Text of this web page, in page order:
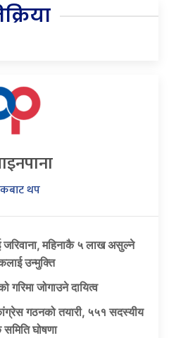
थप
महिनाकै ५ लाख असुल्ने
उन्मुक्ति
गरिमा जोगाउने दायित्व
गठनको तयारी, ५५१ सदस्यीय
घोषणा